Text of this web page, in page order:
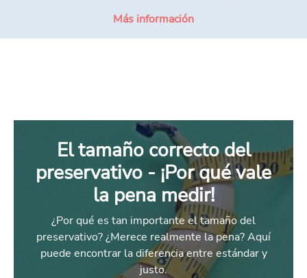
Más información
El tamaño correcto del
preservativo - ¡Por qué vale
la pena medir!
¿Por qué es tan importante el tamaño del
preservativo? ¿Merece realmente la pena? Aquí
puede encontrar la diferencia entre estándar y
justo.